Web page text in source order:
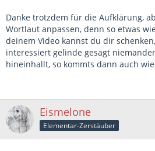
Danke trotzdem für die Aufklärung,
Wortlaut anpassen, denn so etwas
deinem Video kannst du dir
interessiert gelinde gesagt
hineinhallt, so kommts dann auch
Eismelone
Elementar-Zerstäuber